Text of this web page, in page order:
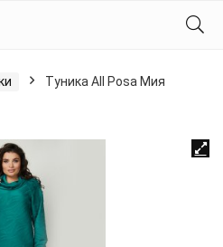
Туника All Posa Мия